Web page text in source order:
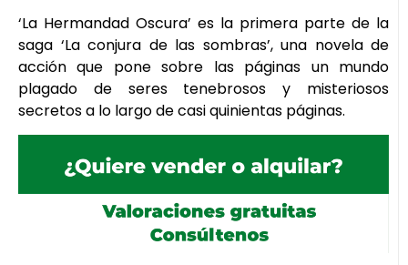
‘La Hermandad Oscura’ es la primera parte de la
saga ‘La conjura de las sombras’, una novela de
acción que pone sobre las páginas un mundo
plagado de seres tenebrosos y misteriosos
secretos a lo largo de casi quinientas páginas.